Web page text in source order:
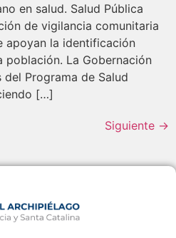
en salud. Salud Pública
de vigilancia comunitaria
apoyan la identificación
La Gobernación
Programa de Salud
[…]
Siguiente →